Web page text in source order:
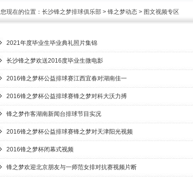
您现在的位置： 长沙锋之梦排球俱乐部 > 锋之梦动态 > 图文视频专区
2021年度毕业生毕业典礼照片集锦
长沙锋之梦欢送2016度毕业生微电影
2016锋之梦杯公益排球赛江西宜春对湖南佳一
2016锋之梦杯公益排球赛锋之梦对科大沃力搏
锋之梦作客湖南新闻台排球节目实况
2016锋之梦杯公益排球赛锋之梦对天津阳光视频
2016锋之梦杯闭幕式视频
锋之梦欢迎北京朋友与一师范女排对抗赛视频片断